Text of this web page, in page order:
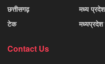
छत्तीसगढ़
टेक
मध्य प्रदेश
Contact Us